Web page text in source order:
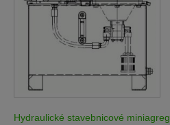
Hydraulické stavebnicové